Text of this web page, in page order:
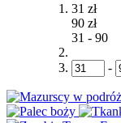
31 zł
90 zł
31 - 90
-